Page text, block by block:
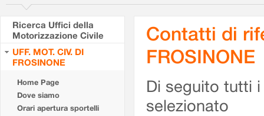
Ricerca Uffici della
Motorizzazione Civile
UFF. MOT. CIV. DI
FROSINONE
Home Page
Dove siamo
Orari apertura sportelli
Contatti di
FROSINONE
Di seguito tutti
selezionato